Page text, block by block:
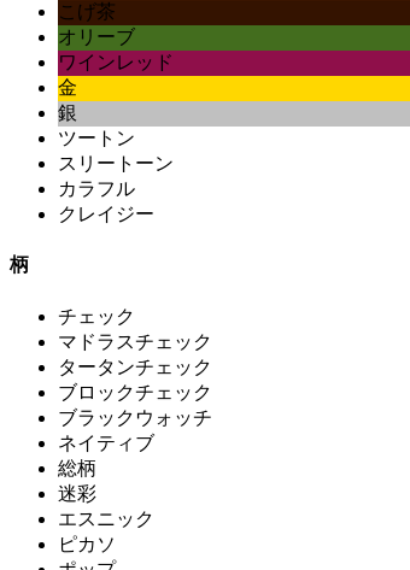
こげ茶
オリーブ
ワインレッド
金
銀
ツートン
スリートーン
カラフル
クレイジー
柄
チェック
マドラスチェック
タータンチェック
ブロックチェック
ブラックウォッチ
ネイティブ
総柄
迷彩
エスニック
ピカソ